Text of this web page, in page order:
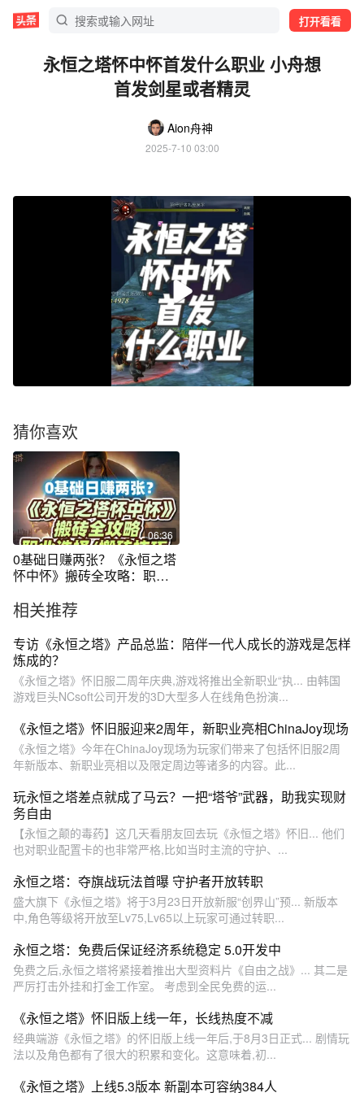
打开看看
永恒之塔怀中怀首发什么职业 小舟想
首发剑星或者精灵
Aion舟神
2025-7-10 03:00
猜你喜欢
06:36
0基础日赚两张？《永恒之塔
怀中怀》搬砖全攻略：职业
相关推荐
专访《永恒之塔》产品总监：陪伴一代人成长的游戏是怎样
炼成的？
《永恒之塔》怀旧服二周年庆典,游戏将推出全新职业“执... 由韩国
游戏巨头NCsoft公司开发的3D大型多人在线角色扮演...
《永恒之塔》怀旧服迎来2周年，新职业亮相ChinaJoy现场
《永恒之塔》今年在ChinaJoy现场为玩家们带来了包括怀旧服2周
年新版本、新职业亮相以及限定周边等诸多的内容。此...
玩永恒之塔差点就成了马云？一把“塔爷”武器，助我实现财
务自由
【永恒之颠的毒药】这几天看朋友回去玩《永恒之塔》怀旧... 他们
也对职业配置卡的也非常严格,比如当时主流的守护、...
永恒之塔：夺旗战玩法首曝 守护者开放转职
盛大旗下《永恒之塔》将于3月23日开放新服“创界山”预... 新版本
中,角色等级将开放至Lv75,Lv65以上玩家可通过转职...
永恒之塔：免费后保证经济系统稳定 5.0开发中
免费之后,永恒之塔将紧接着推出大型资料片《自由之战》... 其二是
严厉打击外挂和打金工作室。 考虑到全民免费的运...
《永恒之塔》怀旧版上线一年，长线热度不减
经典端游《永恒之塔》的怀旧版上线一年后,于8月3日正式... 剧情玩
法以及角色都有了很大的积累和变化。这意味着,初...
《永恒之塔》上线5.3版本 新副本可容纳384人